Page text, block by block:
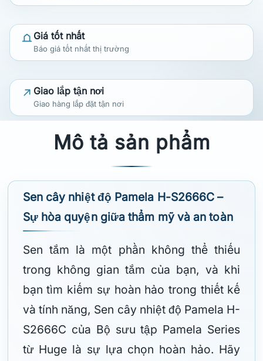
Giá tốt nhất
Báo giá tốt nhất thị trường
Giao lắp tận nơi
Giao hàng lắp đặt tận nơi
Mô tả sản phẩm
Sen cây nhiệt độ Pamela H-S2666C –
Sự hòa quyện giữa thẩm mỹ và an toàn
Sen tắm là một phần không thể thiếu
trong không gian tắm của bạn, và khi
bạn tìm kiếm sự hoàn hảo trong thiết kế
và tính năng, Sen cây nhiệt độ Pamela H-
S2666C của Bộ sưu tập Pamela Series
từ Huge là sự lựa chọn hoàn hảo. Hãy